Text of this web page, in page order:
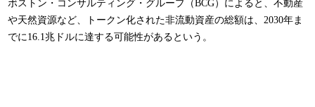
ボストン・コンサルティング・グループ（BCG）によると、不動産
や天然資源など、トークン化された非流動資産の総額は、2030年ま
でに16.1兆ドルに達する可能性があるという。